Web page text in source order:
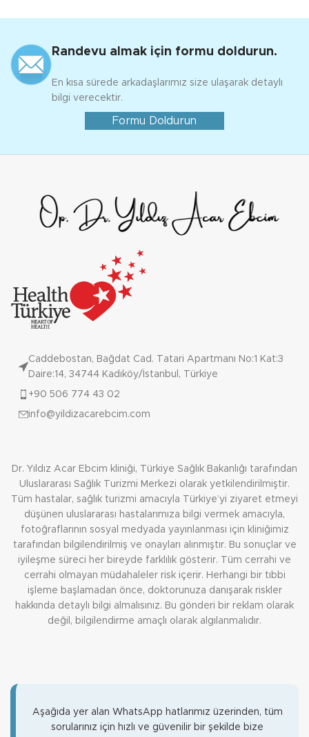
Randevu almak için formu doldurun.
En kısa sürede arkadaşlarımız size ulaşarak detaylı
bilgi verecektir.
Formu Doldurun
Caddebostan, Bağdat Cad. Tatari Apartmanı No:1 Kat:3
Daire:14, 34744 Kadıköy/İstanbul, Türkiye
+90 506 774 43 02
info@yildizacarebcim.com
Dr. Yıldız Acar Ebcim kliniği, Türkiye Sağlık Bakanlığı tarafından
Uluslararası Sağlık Turizmi Merkezi olarak yetkilendirilmiştir.
Tüm hastalar, sağlık turizmi amacıyla Türkiye’yi ziyaret etmeyi
düşünen uluslararası hastalarımıza bilgi vermek amacıyla,
fotoğraflarının sosyal medyada yayınlanması için kliniğimiz
tarafından bilgilendirilmiş ve onayları alınmıştır. Bu sonuçlar ve
iyileşme süreci her bireyde farklılık gösterir. Tüm cerrahi ve
cerrahi olmayan müdahaleler risk içerir. Herhangi bir tıbbi
işleme başlamadan önce, doktorunuza danışarak riskler
hakkında detaylı bilgi almalısınız. Bu gönderi bir reklam olarak
değil, bilgilendirme amaçlı olarak algılanmalıdır.
Aşağıda yer alan WhatsApp hatlarımız üzerinden, tüm
sorularınız için hızlı ve güvenilir bir şekilde bize